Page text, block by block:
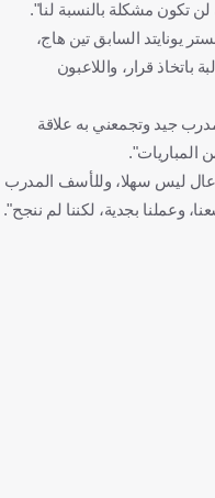
تكون مشكلة بالنسبة لنا".
يونايتد السابق تين هاج،
باتخاذ قرار، واللاعبون
جيد وتجمعني به علاقة
المباريات".
عال ليس سهلا، وللأسف المدرب
وعملنا بجدية، لكننا لم ننجح".